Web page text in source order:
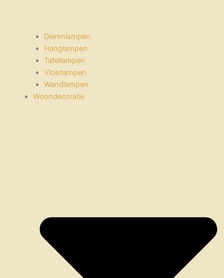
Dierenlampen
Hanglampen
Tafellampen
Vloerlampen
Wandlampen
Woondecoratie